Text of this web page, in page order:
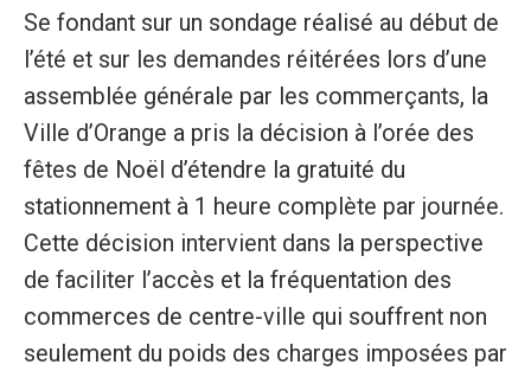
Se fondant sur un sondage réalisé au début de
l’été et sur les demandes réitérées lors d’une
assemblée générale par les commerçants, la
Ville d’Orange a pris la décision à l’orée des
fêtes de Noël d’étendre la gratuité du
stationnement à 1 heure complète par journée.
Cette décision intervient dans la perspective
de faciliter l’accès et la fréquentation des
commerces de centre-ville qui souffrent non
seulement du poids des charges imposées par